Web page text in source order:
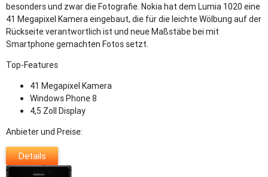
besonders und zwar die Fotografie. Nokia hat dem Lumia 1020 eine
41 Megapixel Kamera eingebaut, die für die leichte Wölbung auf der
Rückseite verantwortlich ist und neue Maßstäbe bei mit
Smartphone gemachten Fotos setzt.
Top-Features
41 Megapixel Kamera
Windows Phone 8
4,5 Zoll Display
Anbieter und Preise:
Details